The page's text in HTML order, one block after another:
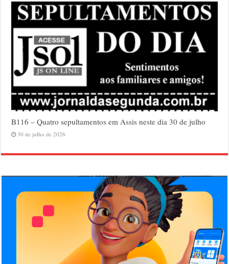
B116 – Quatro sepultamentos em Assis neste dia 30 de julho
30 de julho de 2026